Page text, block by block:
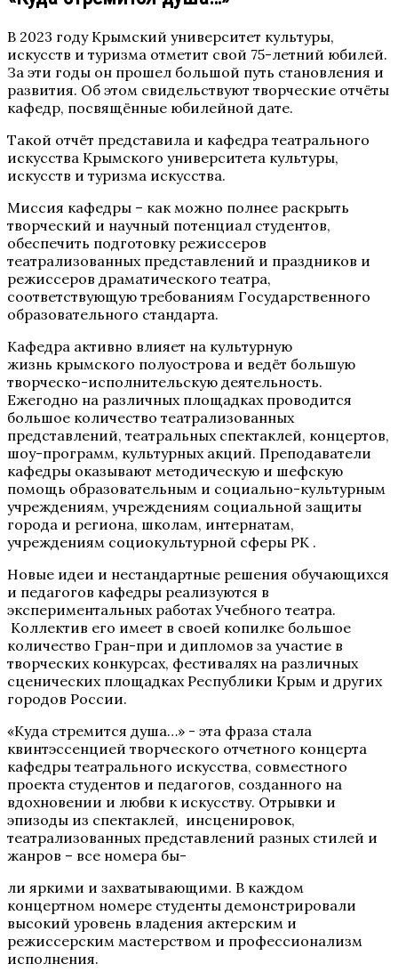
В 2023 году Крымский университет культуры,
искусств и туризма отметит свой 75-летний юбилей.
За эти годы он прошел большой путь становления и
развития. Об этом свидельствуют творческие отчёты
кафедр, посвящённые юбилейной дате.
Такой отчёт представила и кафедра театрального
искусства Крымского университета культуры,
искусств и туризма искусства.
Миссия кафедры – как можно полнее раскрыть
творческий и научный потенциал студентов,
обеспечить подготовку режиссеров
театрализованных представлений и праздников и
режиссеров драматического театра,
соответствующую требованиям Государственного
образовательного стандарта.
Кафедра активно влияет на культурную
жизнь крымского полуострова и ведёт большую
творческо-исполнительскую деятельность.
Ежегодно на различных площадках проводится
большое количество театрализованных
представлений, театральных спектаклей, концертов,
шоу-программ, культурных акций. Преподаватели
кафедры оказывают методическую и шефскую
помощь образовательным и социально-культурным
учреждениям, учреждениям социальной защиты
города и региона, школам, интернатам,
учреждениям социокультурной сферы РК .
Новые идеи и нестандартные решения обучающихся
и педагогов кафедры реализуются в
экспериментальных работах Учебного театра.
Коллектив его имеет в своей копилке большое
количество Гран-при и дипломов за участие в
творческих конкурсах, фестивалях на различных
сценических площадках Республики Крым и других
городов России.
«Куда стремится душа…» - эта фраза стала
квинтэссенцией творческого отчетного концерта
кафедры театрального искусства, совместного
проекта студентов и педагогов, созданного на
вдохновении и любви к искусству. Отрывки и
эпизоды из спектаклей, инсценировок,
театрализованных представлений разных стилей и
жанров – все номера бы-
ли яркими и захватывающими. В каждом
концертном номере студенты демонстрировали
высокий уровень владения актерским и
режиссерским мастерством и профессионализм
исполнения.